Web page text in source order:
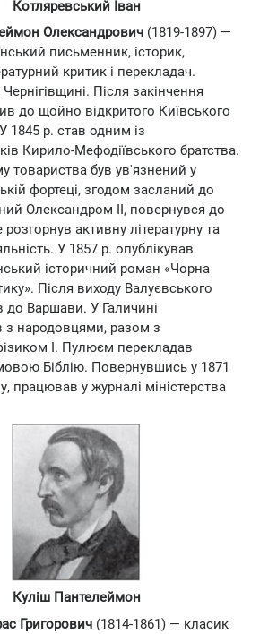
Котляревський Іван
Олександрович (1819-1897) —
письменник, історик,
критик і перекладач.
Після закінчення
до щойно відкритого Київського
1845 р. став одним із
Кирило-Мефодіївського братства.
товариства був ув'язнений у
фортеці, згодом засланий до
Олександром II, повернувся до
розгорнув активну літературну та
У 1857 р. опублікував
історичний роман «Чорна
Після виходу Валуєвського
до Варшави. У Галичині
з народовцями, разом з
І. Пулюєм перекладав
Біблію. Повернувшись у 1871
працював у журналі міністерства
Куліш Пантелеймон
Григорович (1814-1861) — класик